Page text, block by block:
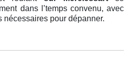
dans l’temps convenu, avec
nécessaires pour dépanner.